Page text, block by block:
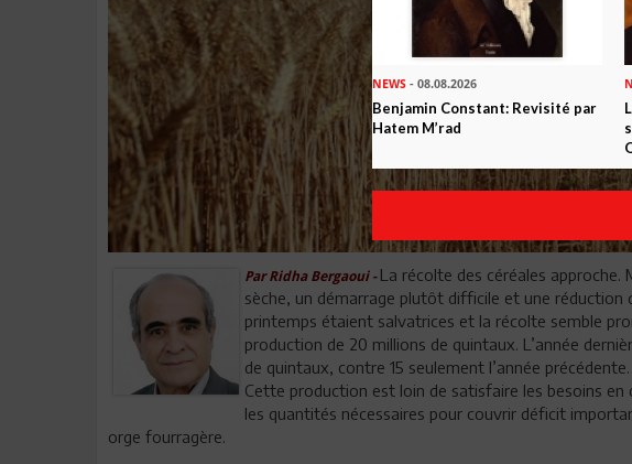
Par Ridha Bergaoui - La récolte des céréales approche.
sèche, un démarrage plutôt difficile et une réduction
printemps étaient salvatrices et la récolte semble
production de 20 millions de quintaux. L’année
de quintaux, contre 15 seulement l’année précédente.
Cette production est loin de satisfaire les besoins en
les quantités nécessaires pour couvrir déficit
orge fourragère.
NEWS - 08.08.2026
Benjamin Constant: Revisité par
Hatem M’rad